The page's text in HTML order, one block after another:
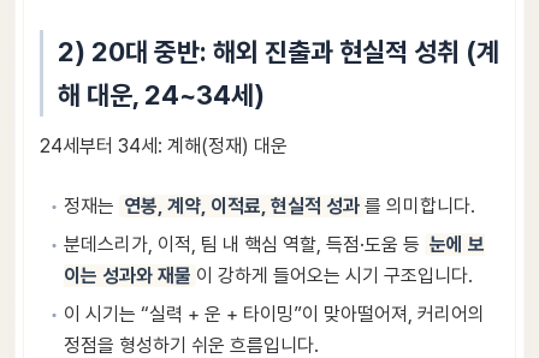
2) 20대 중반: 해외 진출과 현실적 성취 (계
해 대운, 24~34세)
24세부터 34세: 계해(정재) 대운
정재는 연봉, 계약, 이적료, 현실적 성과 를 의미합니다.
분데스리가, 이적, 팀 내 핵심 역할, 득점·도움 등 눈에 보
이는 성과와 재물 이 강하게 들어오는 시기 구조입니다.
이 시기는 “실력 + 운 + 타이밍”이 맞아떨어져, 커리어의
정점을 형성하기 쉬운 흐름입니다.